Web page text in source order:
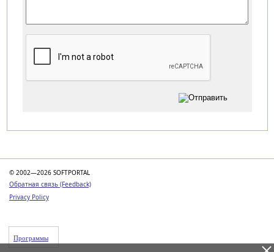
© 2002—2026 SOFTPORTAL
Обратная связь (Feedback)
Privacy Policy
Программы